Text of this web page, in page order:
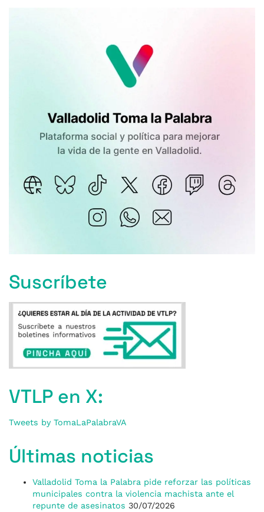
Suscríbete
VTLP en X:
Tweets by TomaLaPalabraVA
Últimas noticias
Valladolid Toma la Palabra pide reforzar las políticas
municipales contra la violencia machista ante el
repunte de asesinatos 30/07/2026